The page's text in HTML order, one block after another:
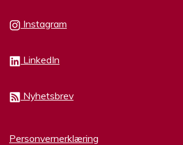
Instagram
LinkedIn
Nyhetsbrev
Personvernerklæring